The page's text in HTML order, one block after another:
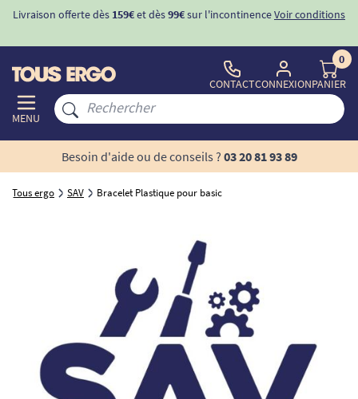
Livraison offerte dès 159€et dès99€sur l'incontinenceVoir conditions
MENU
CONTACTCONNEXION
0
PANIER
Besoin d'aide ou de conseils ? 03 20 81 93 89
Tous ergo SAV Bracelet Plastique pour basic